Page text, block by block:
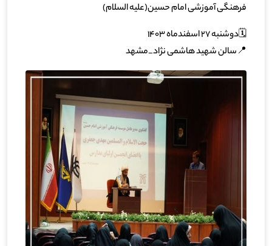
فرهنگی آموزشی امام حسین(علیه السلام)
🗓دوشنبه ۲۷ اسفندماه ۱۴۰۳
📍سالن شهید هاشمی نژاد_مشهد